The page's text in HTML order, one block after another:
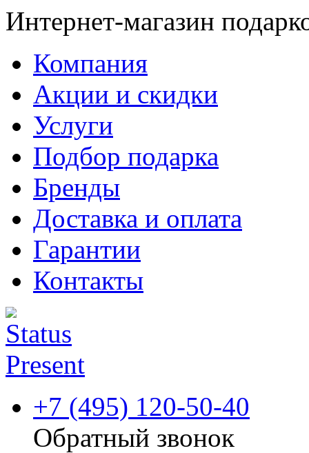
Интернет-магазин
Компания
Акции и скидки
Услуги
Подбор подарка
Бренды
Доставка и оплата
Гарантии
Контакты
+7 (495) 120-50-40
Обратный звонок